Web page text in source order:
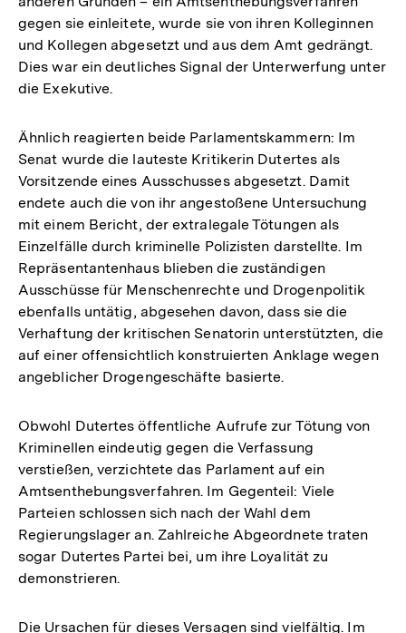
gegen sie einleitete, wurde sie von ihren Kolleginnen
und Kollegen abgesetzt und aus dem Amt gedrängt.
Dies war ein deutliches Signal der Unterwerfung unter
die Exekutive.
Ähnlich reagierten beide Parlamentskammern: Im
Senat wurde die lauteste Kritikerin Dutertes als
Vorsitzende eines Ausschusses abgesetzt. Damit
endete auch die von ihr angestoßene Untersuchung
mit einem Bericht, der extralegale Tötungen als
Einzelfälle durch kriminelle Polizisten darstellte. Im
Repräsentantenhaus blieben die zuständigen
Ausschüsse für Menschenrechte und Drogenpolitik
ebenfalls untätig, abgesehen davon, dass sie die
Verhaftung der kritischen Senatorin unterstützten, die
auf einer offensichtlich konstruierten Anklage wegen
angeblicher Drogengeschäfte basierte.
Obwohl Dutertes öffentliche Aufrufe zur Tötung von
Kriminellen eindeutig gegen die Verfassung
verstießen, verzichtete das Parlament auf ein
Amtsenthebungsverfahren. Im Gegenteil: Viele
Parteien schlossen sich nach der Wahl dem
Regierungslager an. Zahlreiche Abgeordnete traten
sogar Dutertes Partei bei, um ihre Loyalität zu
demonstrieren.
Die Ursachen für dieses Versagen sind vielfältig. Im